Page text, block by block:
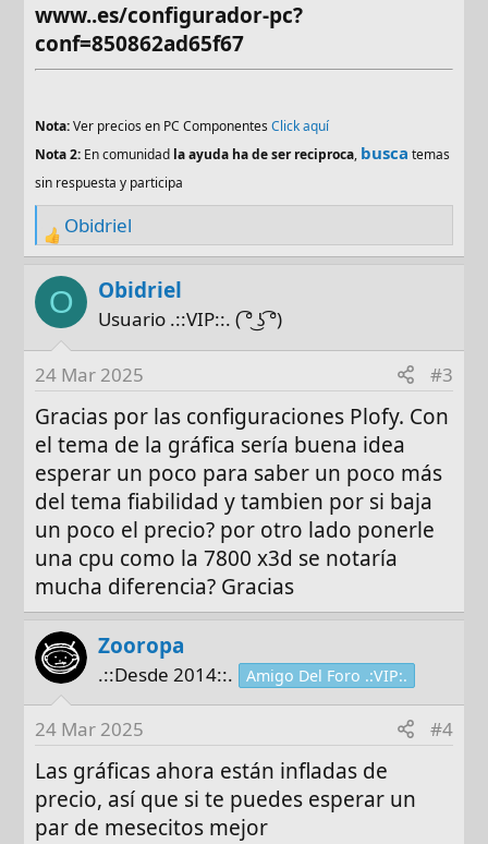
www..es/configurador-pc?
conf=850862ad65f67
Nota:Ver precios en PC ComponentesClick aquí
Nota 2: En comunidad la ayuda ha de ser reciproca, busca temas
sin respuesta y participa
R
e
a
c
o
n
s
Obidriel
O Obidriel
Usuario .::VIP::. ( ͡° ͜ʖ ͡°)
24 Mar 2025 #3
Gracias por las configuraciones Plofy. Con
el tema de la gráfica sería buena idea
esperar un poco para saber un poco más
del tema fiabilidad y tambien por si baja
un poco el precio? por otro lado ponerle
una cpu como la 7800 x3d se notaría
mucha diferencia? Gracias
Zooropa
.::Desde 2014::. Amigo Del Foro .:VIP:.
24 Mar 2025 #4
Las gráficas ahora están infladas de
precio, así que si te puedes esperar un
par de mesecitos mejor